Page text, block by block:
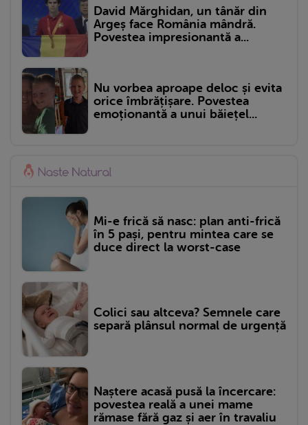
David Mărghidan, un tânăr din
Argeș face România mândră.
Povestea impresionantă a...
Nu vorbea aproape deloc și evita
orice îmbrățișare. Povestea
emoționantă a unui băiețel...
Mi-e frică să nasc: plan anti-frică
în 5 pași, pentru mintea care se
duce direct la worst-case
Colici sau altceva? Semnele care
separă plânsul normal de urgență
Naștere acasă pusă la încercare:
povestea reală a unei mame
rămase fără gaz și aer în travaliu